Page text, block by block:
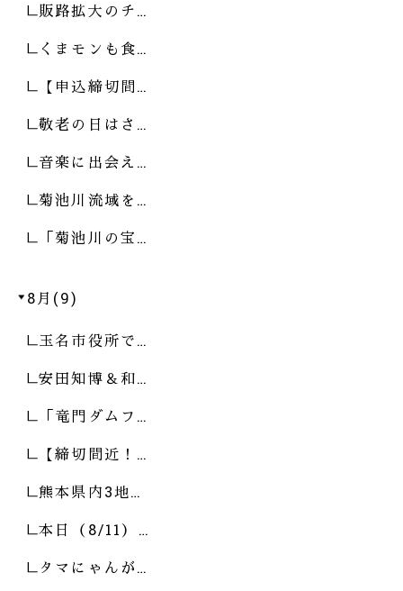
販路拡大のチ…
くまモンも食…
【申込締切間…
敬老の日はさ…
音楽に出会え…
菊池川流域を…
「菊池川の宝…
8月(9)
玉名市役所で…
安田知博＆和…
「竜門ダムフ…
【締切間近！…
熊本県内3地…
本日（8/11）…
タマにゃんが…